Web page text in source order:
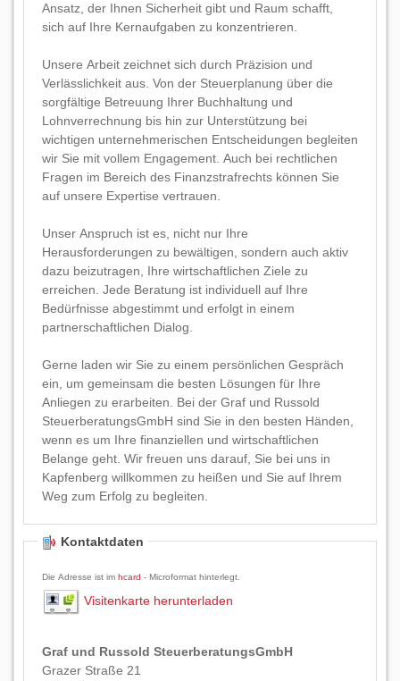
Ansatz, der Ihnen Sicherheit gibt und Raum schafft,
sich auf Ihre Kernaufgaben zu konzentrieren.
Unsere Arbeit zeichnet sich durch Präzision und
Verlässlichkeit aus. Von der Steuerplanung über die
sorgfältige Betreuung Ihrer Buchhaltung und
Lohnverrechnung bis hin zur Unterstützung bei
wichtigen unternehmerischen Entscheidungen begleiten
wir Sie mit vollem Engagement. Auch bei rechtlichen
Fragen im Bereich des Finanzstrafrechts können Sie
auf unsere Expertise vertrauen.
Unser Anspruch ist es, nicht nur Ihre
Herausforderungen zu bewältigen, sondern auch aktiv
dazu beizutragen, Ihre wirtschaftlichen Ziele zu
erreichen. Jede Beratung ist individuell auf Ihre
Bedürfnisse abgestimmt und erfolgt in einem
partnerschaftlichen Dialog.
Gerne laden wir Sie zu einem persönlichen Gespräch
ein, um gemeinsam die besten Lösungen für Ihre
Anliegen zu erarbeiten. Bei der Graf und Russold
SteuerberatungsGmbH sind Sie in den besten Händen,
wenn es um Ihre finanziellen und wirtschaftlichen
Belange geht. Wir freuen uns darauf, Sie bei uns in
Kapfenberg willkommen zu heißen und Sie auf Ihrem
Weg zum Erfolg zu begleiten.
Kontaktdaten
Die Adresse ist im hcard - Microformat hinterlegt.
Visitenkarte herunterladen
Graf und Russold SteuerberatungsGmbH
Grazer Straße 21